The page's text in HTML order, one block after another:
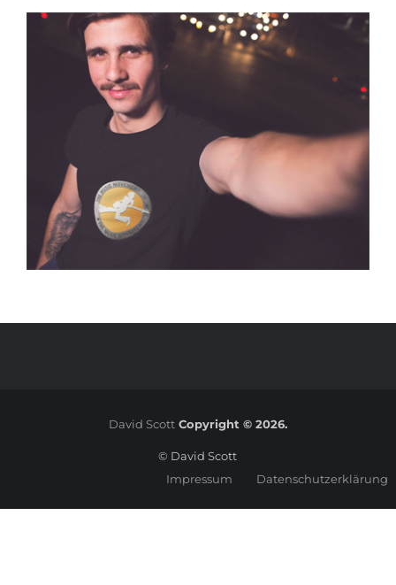
David ScottCopyright © 2026.
© David Scott
Impressum
Datenschutzerklärung